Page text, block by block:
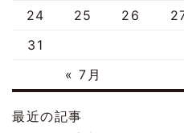
« 7月
24
25 26
31
最近の記事